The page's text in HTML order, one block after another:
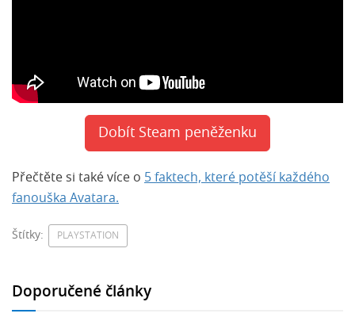
Dobít Steam peněženku
Přečtěte si také více o 5 faktech, které potěší každého
fanouška Avatara.
Štítky: PLAYSTATION
Doporučené články